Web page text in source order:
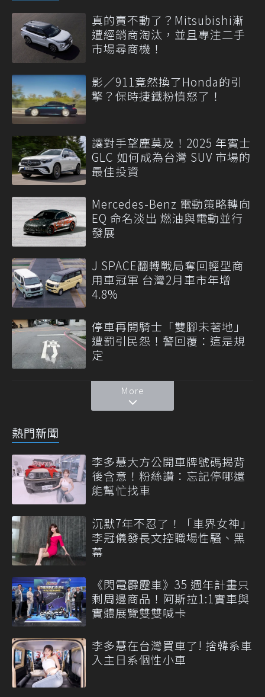
真的賣不動了？Mitsubishi漸
遭經銷商淘汰，並且專注二手
市場尋商機！
影／911竟然換了Honda的引
擎？保時捷鐵粉憤怒了！
讓對手望塵莫及！2025 年賓士
GLC 如何成為台灣 SUV 市場的
最佳投資
Mercedes-Benz 電動策略轉向
EQ 命名淡出 燃油與電動並行
發展
J SPACE翻轉戰局奪回輕型商
用車冠軍 台灣2月車市年增
4.8%
停車再開騎士「雙腳未著地」
遭罰引民怨！警回覆：這是規
定
More
熱門新聞
李多慧大方公開車牌號碼揭背
後含意！粉絲讚：忘記停哪還
能幫忙找車
沉默7年不忍了！「車界女神」
李冠儀發長文控職場性騷、黑
幕
《閃電霹靂車》35 週年計畫只
剩周邊商品！阿斯拉1:1實車與
實體展覽雙雙喊卡
李多慧在台灣買車了! 捨韓系車
入主日系個性小車